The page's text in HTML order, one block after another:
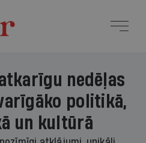
nedēļas
politikā,
un kultūrā